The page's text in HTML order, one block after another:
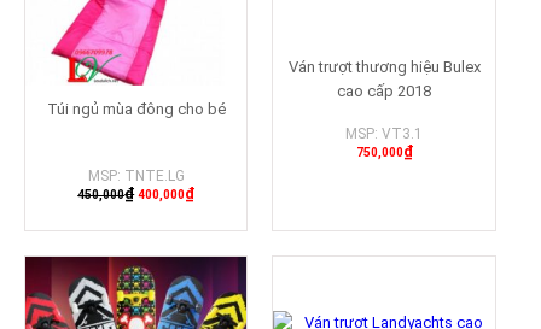
Túi ngủ mùa đông cho bé
MSP: TNTE.LG
450,000₫ 400,000₫
Ván trượt thương hiệu Bulex
cao cấp 2018
MSP: VT3.1
750,000₫